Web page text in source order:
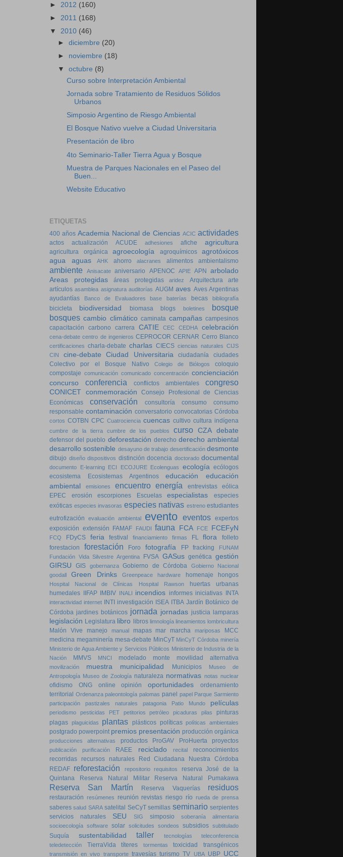
► 2012 (160)
► 2011 (168)
▼ 2010 (46)
►diciembre (20)
► noviembre (18)
▼octubre (8)
Curso sobre Interpretación Ambiental
Jornada sobre Tratamiento de Residuos Sólidos
Urbanos
Simposio Argentino de Riesgo Ambiental
El Bosque Nativo vuelve a Ciudad Universitaria
Presentación de libro
4to Seminario-Taller Tierra Agua y Bosque
Muestra de Parques Nacionales en el Paseo del
Buen...
Website Educativo
ETIQUETAS
400 años Academia Nacional de Ciencias ACIC actividades
actos actualización ACUDE adhesiones afiche agricultura
agricultura orgánica agroecología agroquímicos
agrotóxicos
agua
aguas AHK ahorro alacranes alimentos ambientalismo
ambiente Anisacate aniversario APENOC APIE APN
arbolado
Areas protegidas
áreas protegidas aridez Arquitectura
arte
artículos asamblea asignatura auditorías AUGM aves Aves Argentinas
ayudantías
Banco de Evaluadores base baterías becas bibliografía
bicicleta biodiversidad biomasa blogs boletines
bosque
bosques cambio climático caminata campañas campesinos
capacitación
carbono carrera CATIE CEC CEDHA celebración
cena-debate centro de ingenieros CEPROCOR CERNAR Cerro Blanco
certificaciones charla-debate charlas CIECS ciencias naturales CIJS
CIN
cine-debate Ciudad Universitaria ciudadanía
ciudades
Colectivo por el Bosque Nativo
Colegio de Biólogos
coloquio
compostaje comunicación comunicado concentración concienciación
concurso
conferencia conflictos ambientales congreso
CONICET conmemoración
Consejo Profesional de Ciencias
Económicas
conservación consultoría consumo
consumo
responsable contaminación conversatorio convocatorias Córdoba
cortos COTBN CPC Cuatrociencia cuencas cultivo cultura indígena
cumbre de la tierra cumbre de los pueblos curso CZA debate
defensor del pueblo deforestación derecho derecho ambiental
desarrollo sostenible desayuno de trabajo desertificación desmonte
dibujo diseño dispositivos distinción docencia doctorado documental
documento E-learning ECI ECOJURE Ecolenguas ecología ecólogos
ecosistema
Ecosistemas Argentinos educación
educación
ambiental
emisiones encuentro energía entrevistas
eólica
EPEC
erosión escorpiones Escuelas especialistas
especies
exóticas especies invasoras especies nativas estreno estudiantes
eutrofización
evaluación ambiental evento eventos expertos
exposición extensión FAMAF FAUDI fauna FCA FCE FCEFyN
FCQ FDyCS feria festival financiamiento firmas FL flora
folleto
forestacion
forestación Foro fotografía FP fracking
FUNAM
Fundación Vida Silvestre Argentina
FVSA GASus genética gestión
GIRSU
GIS gobernanza Gobierno de Córdoba
Gobierno Nacional
goodall
Green Drinks Greenpeace hardware homenaje hongos
Hospital Nacional de Clínicas Hospital Rawson
huertas urbanas
humedales
IIFAP IMBIV INALI incendios informes iniciativas INTA
interactividad internet INTI investigación ISEA ITBA Jardín Botánico de
Córdoba jardines botánicos jornada jornadas justicia lamparas
legislación Legislatura libro libros limnología lineamientos lombricultura
Malón Vive manejo manual mapas mar marcha mariposas
MCC
medicina megaminería mesa-debate MinCyT MinCyT Córdoba minería
Ministerio de Agua Ambiente y Servicios Públicos Ministerio de Industria de la
Nación
MMVS MNCI modelado monte movilidad alternativa
movilización muestra municipalidad Municipios
Museo de
Antropología Museo de Zoología naturaleza normativas notas nuclear
ofidismo ONG online opinión oportunidades
ordenamiento
territorial Ordenanza paleontología palomas panel papel Parque Sarmiento
participación
pastizales naturales patagonia Patio Mundo películas
periodismo pesticidas PET petitorios petróleo picaduras pilas
pinturas
plagas plaguicidas plantas plásticos políticas políticas ambientales
postgrado powerpoint premios presentación producción orgánica
producciones alternativas productos ProGAV ProHuerta proyectos
publicación purificación RAEE reciclado recital
reconocimientos
recorridas recursos naturales
Red Ciudadana Nuestra Córdoba
REDAF reforestación repositorio requisitos
reserva José de la
Quintana
Reserva Natural Militar Reserva Natural Pumakawa
Reserva San Martín Reserva Vaquerías residuos
restauración resúmenes reunión revistas riesgo río rueda de prensa
saberes salud SARA satelital SeCyT semillas seminario serpientes
servicios naturales
SEU SIG simposio
soberanía alimentaria
socioecología software solar solicitudes sondeos subsidios subtitulado
Suquía sustentabilidad taller tecnologías
teleconferencia
teledetección
TierraVida títeres tormentas toxicidad transgénicos
transmisión en vivo transporte travesías turismo TV UBA UBP UCC